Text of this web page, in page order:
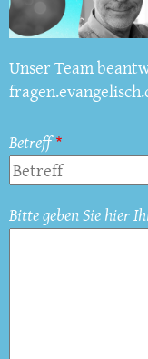
Unser Team
Betreff
Bitte geben Sie hier